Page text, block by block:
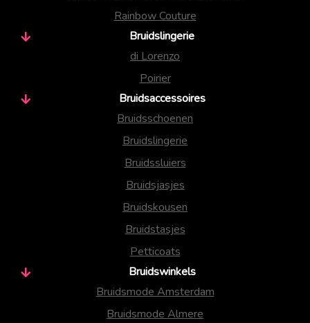
Rainbow Couture
Bruidslingerie
di Lorenzo
Poirier
Bruidsaccessoires
Bruidsschoenen
Bruidslingerie
Bruidssluiers
Bruidsjasjes
Bruidskousen
Bruidstasjes
Petticoats
Bruidswinkels
Bruidsmode Amsterdam
Bruidsmode Almere